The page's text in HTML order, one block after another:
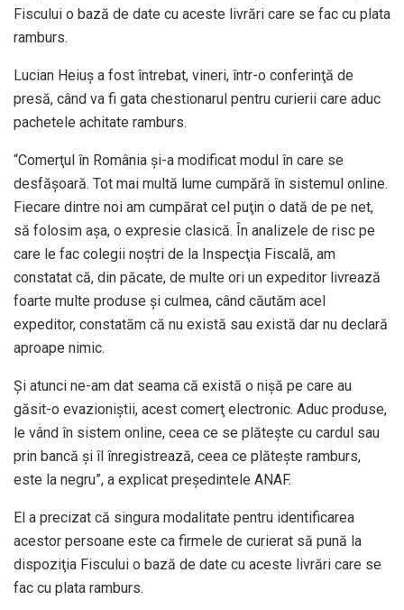
Fiscului o bază de date cu aceste livrări care se fac cu plata
ramburs.
Lucian Heiuş a fost întrebat, vineri, într-o conferinţă de
presă, când va fi gata chestionarul pentru curierii care aduc
pachetele achitate ramburs.
“Comerţul în România şi-a modificat modul în care se
desfăşoară. Tot mai multă lume cumpără în sistemul online.
Fiecare dintre noi am cumpărat cel puţin o dată de pe net,
să folosim aşa, o expresie clasică. În analizele de risc pe
care le fac colegii noştri de la Inspecţia Fiscală, am
constatat că, din păcate, de multe ori un expeditor livrează
foarte multe produse şi culmea, când căutăm acel
expeditor, constatăm că nu există sau există dar nu declară
aproape nimic.
Şi atunci ne-am dat seama că există o nişă pe care au
găsit-o evazioniştii, acest comerţ electronic. Aduc produse,
le vând în sistem online, ceea ce se plăteşte cu cardul sau
prin bancă şi îl înregistrează, ceea ce plăteşte ramburs,
este la negru”, a explicat preşedintele ANAF.
El a precizat că singura modalitate pentru identificarea
acestor persoane este ca firmele de curierat să pună la
dispoziţia Fiscului o bază de date cu aceste livrări care se
fac cu plata ramburs.